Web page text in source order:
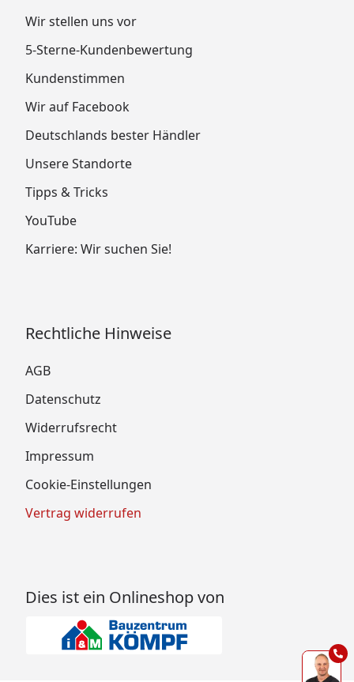
Wir stellen uns vor
5-Sterne-Kundenbewertung
Kundenstimmen
Wir auf Facebook
Deutschlands bester Händler
Unsere Standorte
Tipps & Tricks
YouTube
Karriere: Wir suchen Sie!
Rechtliche Hinweise
AGB
Datenschutz
Widerrufsrecht
Impressum
Cookie-Einstellungen
Vertrag widerrufen
Dies ist ein Onlineshop von